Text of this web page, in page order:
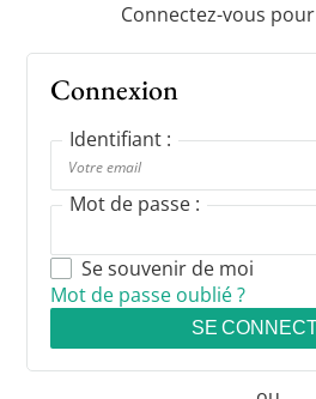
Connectez-vous
Connexion
Identifiant :
Mot de passe :
Se souvenir de moi
Mot de passe oublié ?
SE